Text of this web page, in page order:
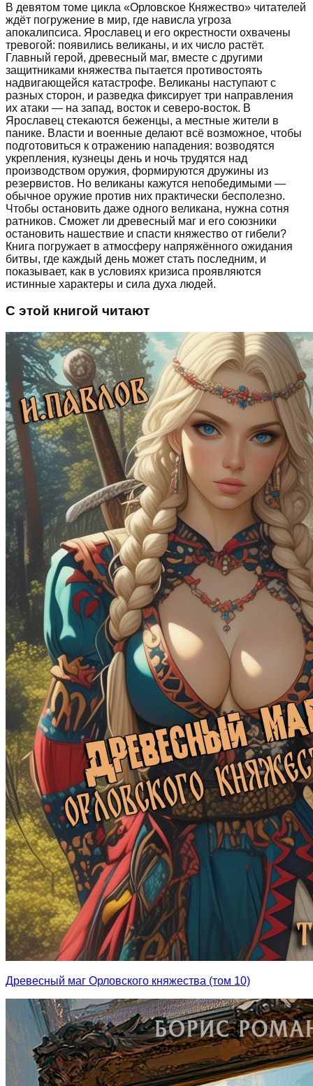
В девятом томе цикла «Орловское Княжество» читателей
ждёт погружение в мир, где нависла угроза
апокалипсиса. Ярославец и его окрестности охвачены
тревогой: появились великаны, и их число растёт.
Главный герой, древесный маг, вместе с другими
защитниками княжества пытается противостоять
надвигающейся катастрофе. Великаны наступают с
разных сторон, и разведка фиксирует три направления
их атаки — на запад, восток и северо-восток. В
Ярославец стекаются беженцы, а местные жители в
панике. Власти и военные делают всё возможное, чтобы
подготовиться к отражению нападения: возводятся
укрепления, кузнецы день и ночь трудятся над
производством оружия, формируются дружины из
резервистов. Но великаны кажутся непобедимыми —
обычное оружие против них практически бесполезно.
Чтобы остановить даже одного великана, нужна сотня
ратников. Сможет ли древесный маг и его союзники
остановить нашествие и спасти княжество от гибели?
Книга погружает в атмосферу напряжённого ожидания
битвы, где каждый день может стать последним, и
показывает, как в условиях кризиса проявляются
истинные характеры и сила духа людей.
С этой книгой читают
Древесный маг Орловского княжества (том 10)